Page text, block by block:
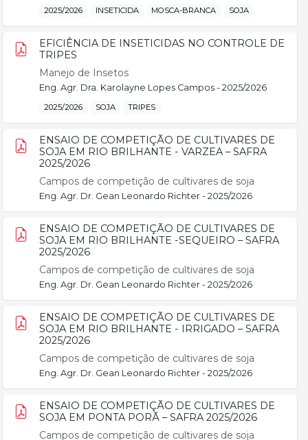
2025/2026 INSETICIDA MOSCA-BRANCA SOJA
EFICIÊNCIA DE INSETICIDAS NO CONTROLE DE
TRIPES
Manejo de Insetos
Eng. Agr. Dra. Karolayne Lopes Campos - 2025/2026
2025/2026 SOJA TRIPES
ENSAIO DE COMPETIÇÃO DE CULTIVARES DE
SOJA EM RIO BRILHANTE - VARZEA – SAFRA
2025/2026
Campos de competição de cultivares de soja
Eng. Agr. Dr. Gean Leonardo Richter - 2025/2026
ENSAIO DE COMPETIÇÃO DE CULTIVARES DE
SOJA EM RIO BRILHANTE -SEQUEIRO – SAFRA
2025/2026
Campos de competição de cultivares de soja
Eng. Agr. Dr. Gean Leonardo Richter - 2025/2026
ENSAIO DE COMPETIÇÃO DE CULTIVARES DE
SOJA EM RIO BRILHANTE - IRRIGADO – SAFRA
2025/2026
Campos de competição de cultivares de soja
Eng. Agr. Dr. Gean Leonardo Richter - 2025/2026
ENSAIO DE COMPETIÇÃO DE CULTIVARES DE
SOJA EM PONTA PORÃ – SAFRA 2025/2026
Campos de competição de cultivares de soja